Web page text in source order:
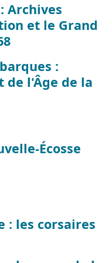
Archives
et le Grand
:
l'Âge de la
Écosse
: les corsaires